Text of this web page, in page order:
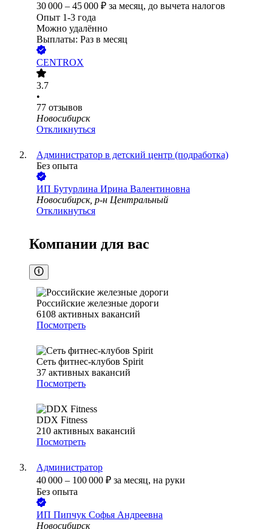
30 000 – 45 000 ₽ за месяц, до вычета налогов
Опыт 1-3 года
Можно удалённо
Выплаты: Раз в месяц
CENTROX
3.7
•
77 отзывов
Новосибирск
Откликнуться
Администратор в детский центр (подработка)
Без опыта
ИП Бутурлина Ирина Валентиновна
Новосибирск, р-н Центральный
Откликнуться
Компании для вас
Российские железные дороги
6108 активных вакансий
Посмотреть
Сеть фитнес-клубов Spirit
37 активных вакансий
Посмотреть
DDX Fitness
210 активных вакансий
Посмотреть
Администратор
40 000 – 100 000 ₽ за месяц, на руки
Без опыта
ИП Пипчук Софья Андреевна
Новосибирск